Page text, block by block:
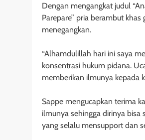
Dengan mengangkat judul
Parepare” pria berambut
menegangkan.
“Alhamdulillah hari ini saya
konsentrasi hukum pidana.
memberikan ilmunya kepada
Sappe mengucapkan terima
ilmunya sehingga dirinya bisa
yang selalu mensupport dan